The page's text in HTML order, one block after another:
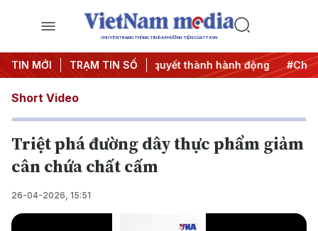
CHUYÊN TRANG THÔNG TIN ĐA PHƯƠNG TIỆN CỦA TTXVN
TIN MỚI TRẠM TIN SỐ
2027 #Đưa Nghị quyết thành hành động #Chiến dịch
Short Video
Triệt phá đường dây thực phẩm giảm
cân chứa chất cấm
26-04-2026, 15:51